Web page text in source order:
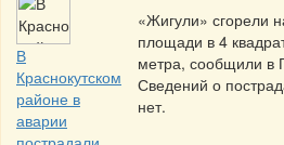
В
Краснокутском
районе в
аварии
«Жигули» сгорели
площади в 4
метра, сообщили в
Сведений о
нет.